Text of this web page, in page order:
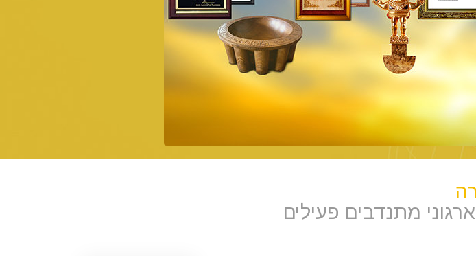
ילדים
כלים למקום העבודה
אתיקה ומצבי הפעולה
מתנדבים פעילים